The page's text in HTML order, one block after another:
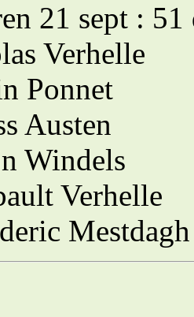
21 sept :
Verhelle
Ponnet
Austen
Windels
Verhelle
Mestdagh